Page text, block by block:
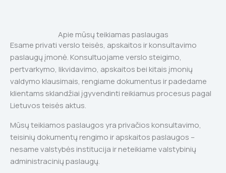
Apie mūsų teikiamas paslaugas
Esame privati verslo teisės, apskaitos ir konsultavimo
paslaugų įmonė. Konsultuojame verslo steigimo,
pertvarkymo, likvidavimo, apskaitos bei kitais įmonių
valdymo klausimais, rengiame dokumentus ir padedame
klientams sklandžiai įgyvendinti reikiamus procesus pagal
Lietuvos teisės aktus.
Mūsų teikiamos paslaugos yra privačios konsultavimo,
teisinių dokumentų rengimo ir apskaitos paslaugos –
nesame valstybės institucija ir neteikiame valstybinių
administracinių paslaugų.